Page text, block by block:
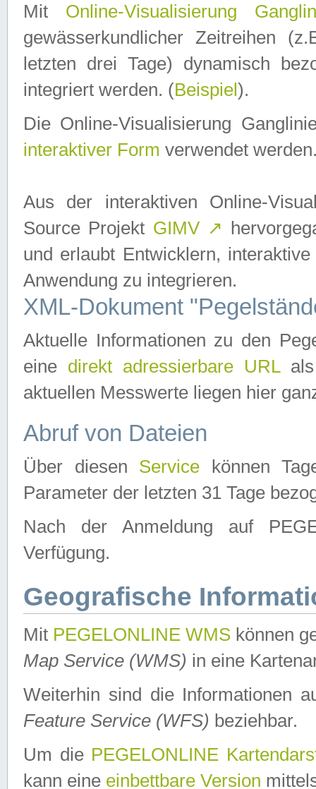
Mit Online-Visualisierung
gewässerkundlicher Zeitreihen
letzten drei Tage) dynamisch
integriert werden. (Beispiel ).
Die Online-Visualisierung
interaktiver Form verwendet
Aus der interaktiven Online-
Source Projekt GIMV ↗
und erlaubt Entwicklern,
Anwendung zu integrieren.
XML-Dokument
Aktuelle Informationen zu den
eine direkt adressierbare URLals
aktuellen Messwerte liegen hier
Abruf von Dateien
Über diesen Service können
Parameter der letzten 31 Tage
Nach der Anmeldung auf
Verfügung.
Geografische
Mit PEGELONLINE WMS können
Map Service (WMS) in eine
Weiterhin sind die Informationen
Feature Service (WFS) beziehbar.
Um die PEGELONLINE
kann eine einbettbare Version